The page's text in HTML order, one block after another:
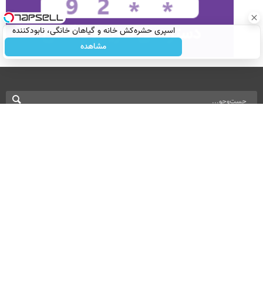
اسپری حشره‌کش خانه و گیاهان خانگی، نابودکننده
انواع حشرات خانگی و آفات
مشاهده